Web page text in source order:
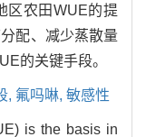
区农田WUE的提
配、减少蒸散量
的关键手段。
, 氟吗啉, 敏感性
is the basis in